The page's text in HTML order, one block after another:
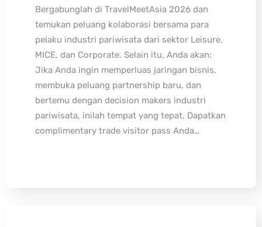
Bergabunglah di TravelMeetAsia 2026 dan
temukan peluang kolaborasi bersama para
pelaku industri pariwisata dari sektor Leisure,
MICE, dan Corporate. Selain itu, Anda akan:
Jika Anda ingin memperluas jaringan bisnis,
membuka peluang partnership baru, dan
bertemu dengan decision makers industri
pariwisata, inilah tempat yang tepat. Dapatkan
complimentary trade visitor pass Anda…